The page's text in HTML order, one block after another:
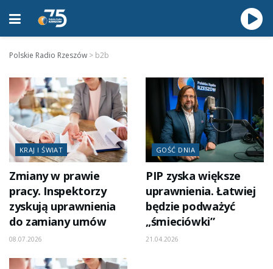
Polskie Radio Rzeszów > b2b
KRAJ I ŚWIAT
Zmiany w prawie
pracy. Inspektorzy
zyskują uprawnienia
do zamiany umów
08.07.2026
GOŚĆ DNIA
PIP zyska większe
uprawnienia. Łatwiej
będzie podważyć
„śmieciówki”
21.04.2026